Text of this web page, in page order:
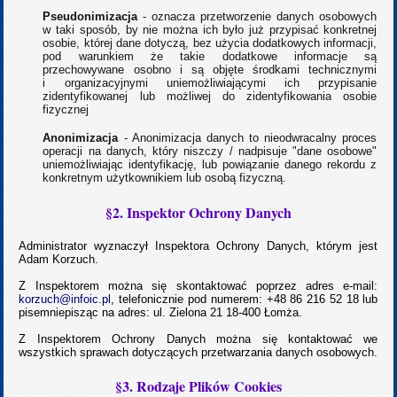
Pseudonimizacja- oznacza przetworzenie danych osobowych
w taki sposób, by nie można ich było już przypisać konkretnej
osobie, której dane dotyczą, bez użycia dodatkowych informacji,
pod warunkiem że takie dodatkowe informacje są
przechowywane osobno i są objęte środkami technicznymi
i organizacyjnymi uniemożliwiającymi ich przypisanie
zidentyfikowanej lub możliwej do zidentyfikowania osobie
fizycznej
Anonimizacja - Anonimizacja danych to nieodwracalny proces
operacji na danych, który niszczy / nadpisuje "dane osobowe"
uniemożliwiając identyfikację, lub powiązanie danego rekordu z
konkretnym użytkownikiem lub osobą fizyczną.
§2. Inspektor Ochrony Danych
Administrator wyznaczył Inspektora Ochrony Danych, którym jest
Adam Korzuch.
Z Inspektorem można się skontaktować poprzez adres e-mail:
korzuch@infoic.pl
, telefonicznie pod numerem: +48 86 216 52 18 lub
pisemniepisząc na adres: ul. Zielona 21 18-400 Łomża.
Z Inspektorem Ochrony Danych można się kontaktować we
wszystkich sprawach dotyczących przetwarzania danych osobowych.
§3. Rodzaje Plików Cookies